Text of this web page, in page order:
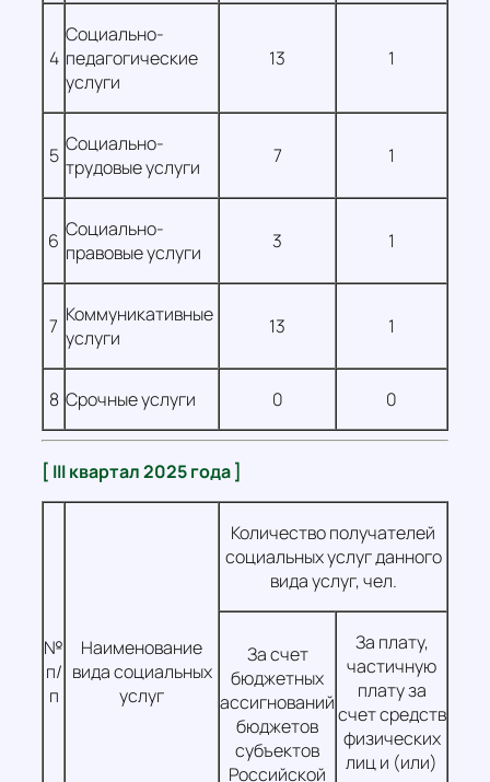
4
Социально-
педагогические
услуги
13 1
5 Социально-
трудовые услуги
7 1
6 Социально-
правовые услуги
3 1
7 Коммуникативные
услуги
13 1
8 Срочные услуги 0 0
[ III квартал 2025 года ]
№
п/
п
Наименование
вида социальных
услуг
Количество получателей
социальных услуг данного
вида услуг, чел.
За счет
бюджетных
ассигнований
бюджетов
субъектов
Российской
За плату,
частичную
плату за
счет средств
физических
лиц и (или)